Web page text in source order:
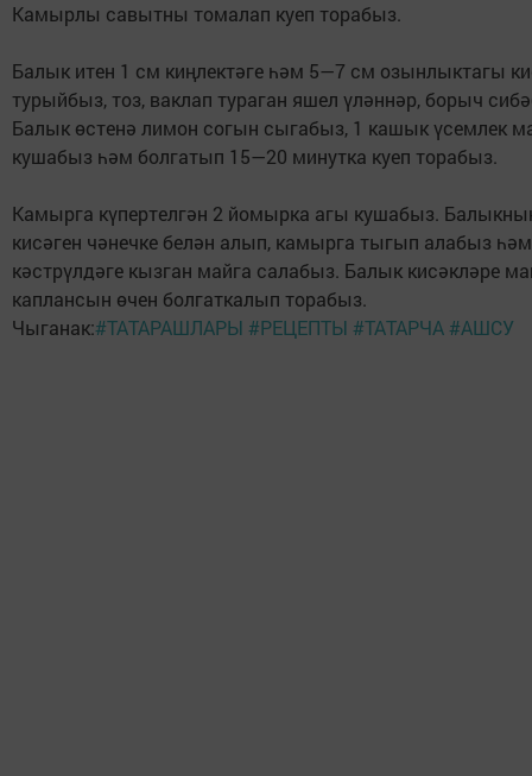
Камырлы савытны томалап куеп торабыз.
Балык итен 1 см киңлектәге һәм 5—7 см озынлыктагы
турыйбыз, тоз, ваклап тураган яшел үләннәр, борыч
Балык өстенә лимон согын сыгабыз, 1 кашык үсемлек
кушабыз һәм болгатып 15—20 минутка куеп торабыз.
Камырга күпертелгән 2 йомырка агы кушабыз.
кисәген чәнечке белән алып, камырга тыгып алабыз һәм
кәстрүлдәге кызган майга салабыз. Балык кисәкләре
каплансын өчен болгаткалып торабыз.
Чыганак:#ТАТАРАШЛАРЫ #РЕЦЕПТЫ #ТАТАРЧА #АШСУ